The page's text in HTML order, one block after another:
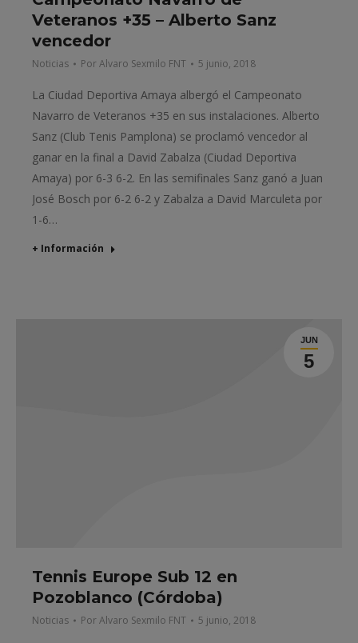
Veteranos +35 – Alberto Sanz
vencedor
Noticias PorAlvaro Sexmilo FNT 5 junio, 2018
La Ciudad Deportiva Amaya albergó el Campeonato
Navarro de Veteranos +35 en sus instalaciones. Alberto
Sanz (Club Tenis Pamplona) se proclamó vencedor al
ganar en la final a David Zabalza (Ciudad Deportiva
Amaya) por 6-3 6-2. En las semifinales Sanz ganó a Juan
José Bosch por 6-2 6-2 y Zabalza a David Marculeta por
1-6…
+ Información
JUN
5
Tennis Europe Sub 12 en
Pozoblanco (Córdoba)
Noticias PorAlvaro Sexmilo FNT 5 junio, 2018